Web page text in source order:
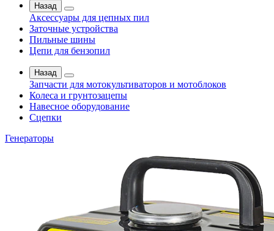
Назад
Аксессуары для цепных пил
Заточные устройства
Пильные шины
Цепи для бензопил
Назад
Запчасти для мотокультиваторов и мотоблоков
Колеса и грунтозацепы
Навесное оборудование
Сцепки
Генераторы